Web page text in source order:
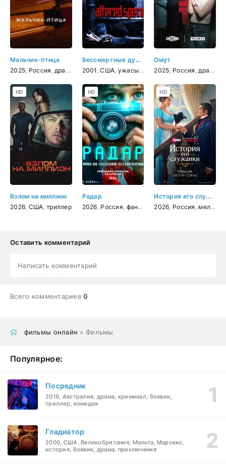
Мальчик-птица
2025 Россия драма
Бессмертные души: Крысы-убийцы
2001 ,США ужасы, фантастика,триллер
Омут
2025 Россия драма
Взлом на миллион
2026 США ,триллер
HD
Радар
2026 Россия фантастика ,приключения,
HD
История его служанки
2026 Россия мелодрама
HD
Оставить комментарий
Написать комментарий
Всего комментариев0
фильмы онлайн » Фильмы
Популярное:
Посредник
2019, Австралия, драма, криминал, боевик,
триллер, комедия
Гладиатор
2000, США, Великобритания, Мальта, Марокко,
история, боевик, драма, приключения